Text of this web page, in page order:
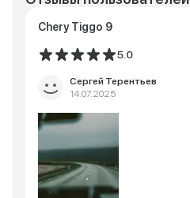
Chery Tiggo 9
5.0
Сергей Терентьев
14.07.2025